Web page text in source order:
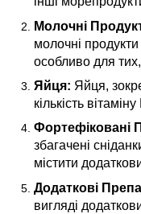
Молочні
молочні
особливо для
Яйця: Яйця,
кількість
Фортефіковані
збагачені
містити
Додаткові
вигляді